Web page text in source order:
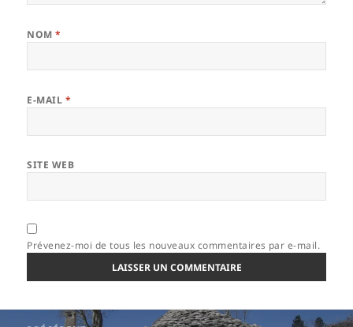
NOM*
E-MAIL *
SITE WEB
Prévenez-moi de tous les nouveaux commentaires par e-mail.
Navigation